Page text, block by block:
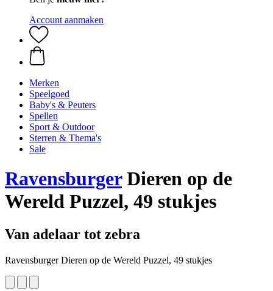
Account aanmaken
Merken
Speelgoed
Baby's & Peuters
Spellen
Sport & Outdoor
Sterren & Thema's
Sale
RavensburgerDieren op de
Wereld Puzzel, 49 stukjes
Van adelaar tot zebra
Ravensburger Dieren op de Wereld Puzzel, 49 stukjes